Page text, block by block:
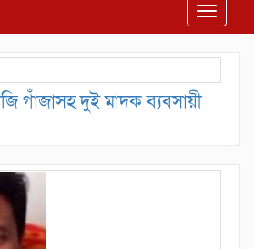
Toggle
গাঁজাসহ দুই মাদক ব্যবসায়ী